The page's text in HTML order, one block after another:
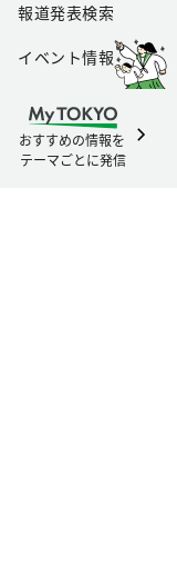
報道発表検索
イベント情報
おすすめの情報を
テーマごとに発信